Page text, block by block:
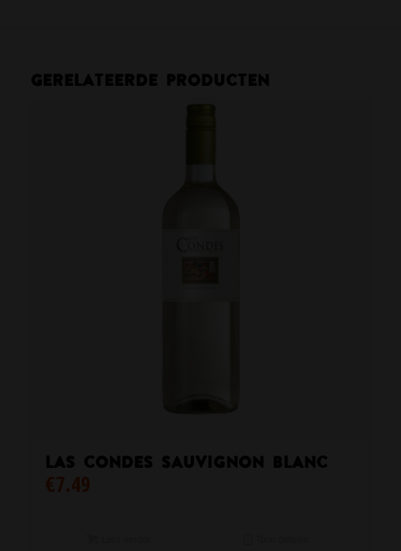
Gerelateerde producten
Las Condes Sauvignon Blanc
€7.49